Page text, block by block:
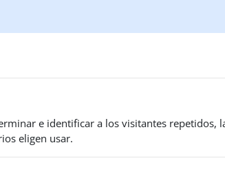
e identificar a los visitantes
eligen usar.